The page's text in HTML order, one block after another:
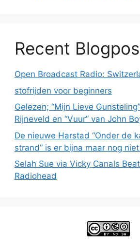
Recent
Open Broadcast Radio:
stofrijden voor beginners
Gelezen; “Mijn Lieve
Rijneveld en “Vuur” van John
De nieuwe Harstad “Onder de
strand” is er bijna maar nog
Selah Sue via Vicky Canals
Radiohead